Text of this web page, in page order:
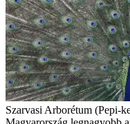
Szarvasi Arborétum (Pepi-